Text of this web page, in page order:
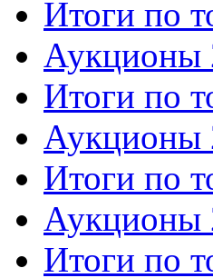
Итоги по
Аукционы
Итоги по
Аукционы
Итоги по
Аукционы
Итоги по